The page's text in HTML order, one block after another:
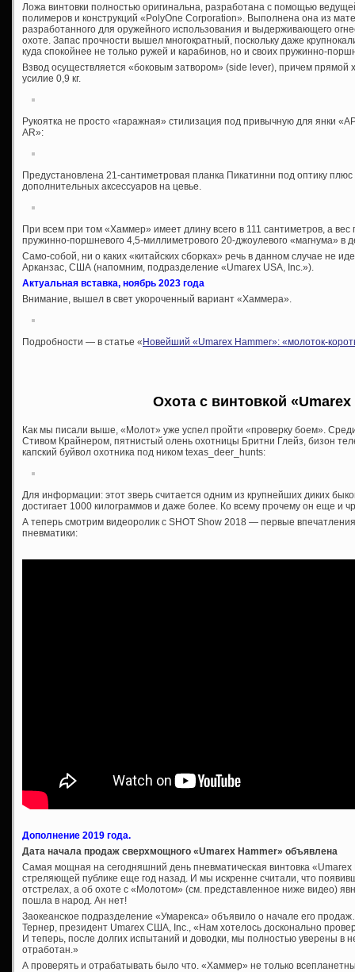
Ложа винтовки полностью оригинальна, разработана с помощью
полимеров и конструкций «PolyOne Corporation». Выполнена она из
разработанного для оружейного использования и выдерживающего
охоте. Запас прочности вышел многократный, поскольку даже
куда спокойнее не только ружей и карабинов, но и своих пружинно-
Взвод осуществляется «боковым затвором» (side lever), причем прямой
усилие 0,9 кг.
Рукоятка не просто «гаражная» стилизация под привычную для янки
AR»:
Предустановлена 21-сантиметровая планка Пикатинни под оптику
дополнительных аксессуаров на цевье.
При всем при том «Хаммер» имеет длину всего в 111 сантиметров, а вес
пружинно-поршневого 4,5-миллиметрового 20-джоулевого «магнума» в
Само-собой, ни о каких «китайских сборках» речь в данном случае не
Арканзас, США (напомним, подразделение «Umarex USA, Inc.»).
Актуальная вставка, ноябрь 2023 года
Внимание, вышел в свет укороченный вариант «Хаммера».
Подробности — в статье «Новейший «Umarex Hammer»: «молоток-
Охота с винтовкой «Umarex
Как мы писали выше, «Молот» уже успел пройти «проверку боем».
Стивом Крайнером, пятнистый олень охотницы Бритни Глейз, бизон
капский буйвол охотника под ником texas_deer_hunts:
Для информации: этот зверь считается одним из крупнейших диких
достигает 1000 килограммов и даже более. Ко всему прочему он еще и
А теперь смотрим видеоролик с SHOT Show 2018 — первые
пневматики:
Дополнение 2019 года.
Дата начала продаж сверхмощного «Umarex Hammer» объявлена
Самая мощная на сегодняшний день пневматическая винтовка
стреляющей публике еще год назад. И мы искренне считали, что
отстрелах, а об охоте с «Молотом» (см. представленное ниже видео)
пошла в народ. Ан нет!
Заокеанское подразделение «Умарекса» объявило о начале его
Тернер, президент Umarex США, Inc., «Нам хотелось досконально
И теперь, после долгих испытаний и доводки, мы полностью уверены в
отработан.»
А проверять и отрабатывать было что. «Хаммер» не только